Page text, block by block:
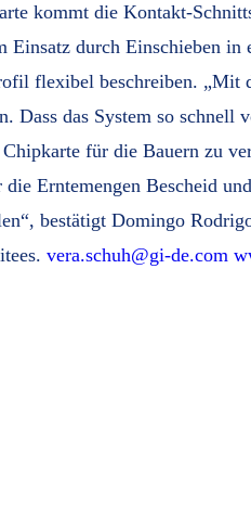
kommt die Kontakt-
durch Einschieben in
flexibel beschreiben. „Mit
Dass das System so schnell
für die Bauern zu
Erntemengen Bescheid
bestätigt Domingo
vera.schuh@gi-de.com